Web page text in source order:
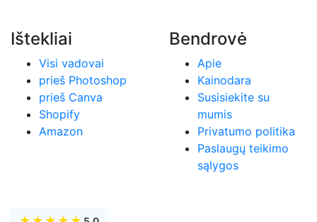
Ištekliai
Visi vadovai
prieš Photoshop
prieš Canva
Shopify
Amazon
Bendrovė
Apie
Kainodara
Susisiekite su
mumis
Privatumo politika
Paslaugų teikimo
sąlygos